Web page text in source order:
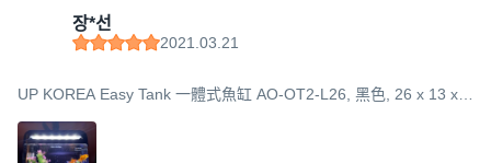
장*선
2021.03.21
UP KOREA Easy Tank 一體式魚缸 AO-OT2-L26, 黑色, 26 x 13 x